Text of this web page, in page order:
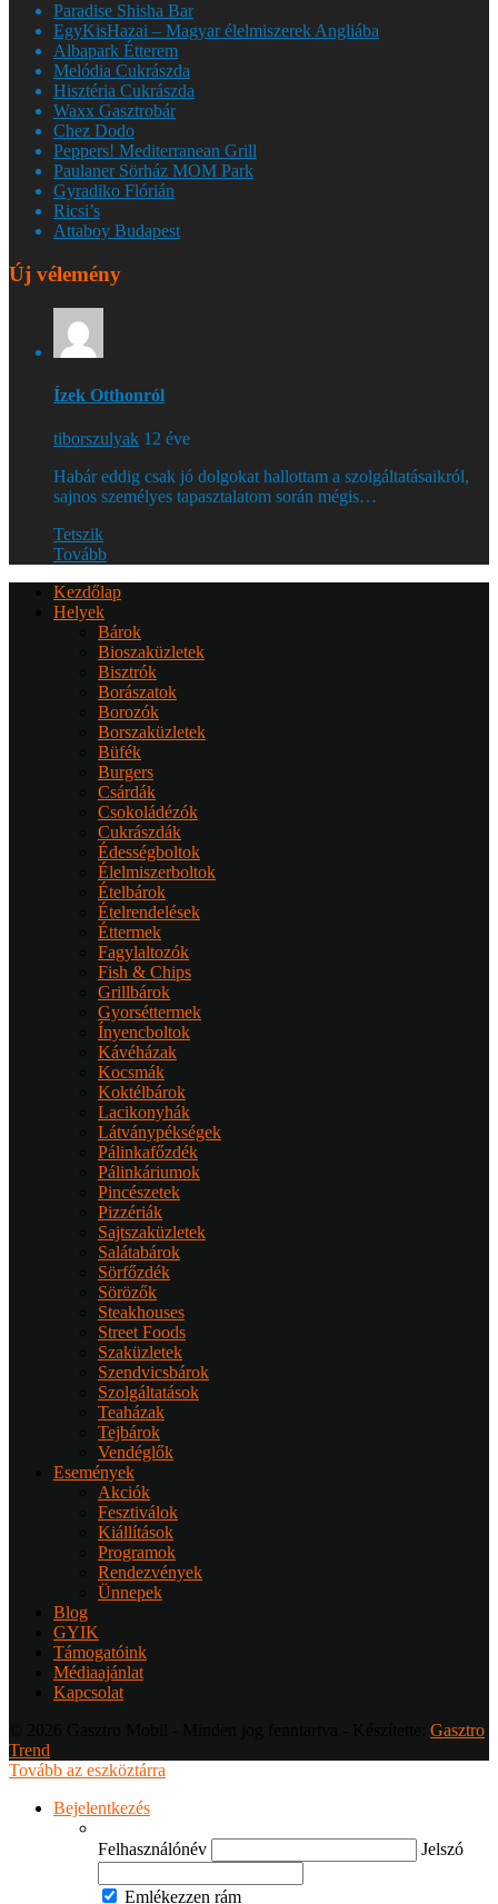
Paradise Shisha Bar
EgyKisHazai – Magyar élelmiszerek Angliába
Albapark Étterem
Melódia Cukrászda
Hisztéria Cukrászda
Waxx Gasztrobár
Chez Dodo
Peppers! Mediterranean Grill
Paulaner Sörház MOM Park
Gyradiko Flórián
Ricsi’s
Attaboy Budapest
Új vélemény
Ízek Otthonról
tiborszulyak 12 éve
Habár eddig csak jó dolgokat hallottam a szolgáltatásaikról,
sajnos személyes tapasztalatom során mégis…
Tetszik
Tovább
Kezdőlap
Helyek
Bárok
Bioszaküzletek
Bisztrók
Borászatok
Borozók
Borszaküzletek
Büfék
Burgers
Csárdák
Csokoládézók
Cukrászdák
Édességboltok
Élelmiszerboltok
Ételbárok
Ételrendelések
Éttermek
Fagylaltozók
Fish & Chips
Grillbárok
Gyorséttermek
Ínyencboltok
Kávéházak
Kocsmák
Koktélbárok
Lacikonyhák
Látványpékségek
Pálinkafőzdék
Pálinkáriumok
Pincészetek
Pizzériák
Sajtszaküzletek
Salátabárok
Sörfőzdék
Sörözők
Steakhouses
Street Foods
Szaküzletek
Szendvicsbárok
Szolgáltatások
Teaházak
Tejbárok
Vendéglők
Események
Akciók
Fesztiválok
Kiállítások
Programok
Rendezvények
Ünnepek
Blog
GYIK
Támogatóink
Médiaajánlat
Kapcsolat
Gasztro
Trend
Tovább az eszköztárra
Bejelentkezés
Felhasználónév Jelszó
Emlékezzen rám